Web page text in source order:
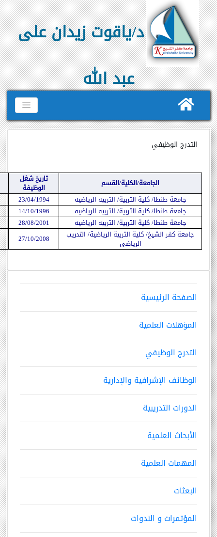
د/ياقوت زيدان على
عبد الله
الصفحة الرئيسية
المؤهلات العلمية
التدرج الوظيفي
الوظائف الإشرافية والإدارية
الدورات التدريبية
الأبحاث العلمية
المهمات العلمية
البعثات
المؤتمرات و الندوات
التدرج الوظيفي
الجامعة/الكلية/القسم تاريخ شغل
الوظيفة
جامعة طنطا/ كلية التربية/ التربيه الرياضيه
23/04/1994
جامعة طنطا/ كلية التربية/ التربيه الرياضيه
14/10/1996
جامعة طنطا/ كلية التربية/ التربيه الرياضيه
28/08/2001
جامعة كفر الشيخ/ كلية التربية الرياضية/ التدريب
الرياضى 27/10/2008